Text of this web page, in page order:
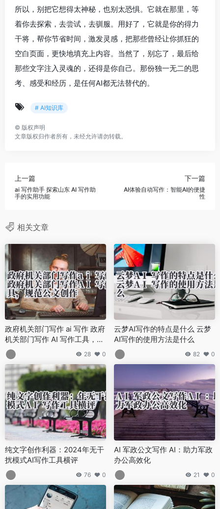
所以，别把它想得太神秘，也别太恐惧。它就在那里，等
着你去探索，去尝试，去驯服。用好了，它就是你的得力
干将，帮你节省时间，激发灵感，把那些曾经让你抓狂的
空白页面，更快地填充上内容。当然了，别忘了，最后给
那些文字注入灵魂的，还得是你自己。那份独一无二的思
考、感受和经历，是任何AI都无法替代的。
# AI知识库
© 版权声明
文章版权归作者所有，未经允许请勿转载。
上一篇
ai 写作助手 探索山东 AI 写作助
手的实用功能
下一篇
AI体验自动写作：智能AI的便捷
性
相关文章
政府机关部门写作 ai 写作 政府
机关部门写作 AI 写作工具，规
范公文创作
28 0
云梦AI写作的特点是什么 云梦
AI写作的使用方法是什么
82 0
纯文字创作利器：2024年无干
扰模式AI写作工具横评
76 0
AI 军政公文写作 AI：助力军政
办公高效化
21 0